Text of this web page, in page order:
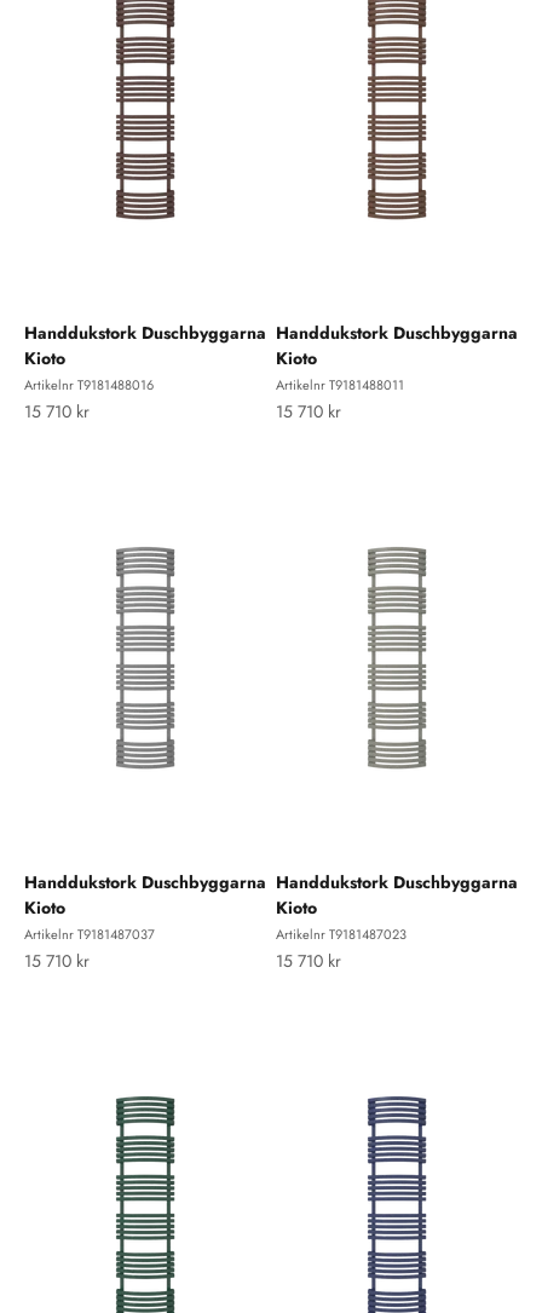
Handdukstork Duschbyggarna
Kioto
Artikelnr T9181488016
REA-pris
15 710 kr
Handdukstork Duschbyggarna
Kioto
Artikelnr T9181488011
REA-pris
15 710 kr
Handdukstork Duschbyggarna
Kioto
Artikelnr T9181487037
REA-pris
15 710 kr
Handdukstork Duschbyggarna
Kioto
Artikelnr T9181487023
REA-pris
15 710 kr